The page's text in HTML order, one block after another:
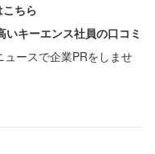
に対して、「現在のパ
るために、恋人時代に
ころ、51.2％が「あ
上げようとする女性も
ちら
キーエンス社員の口コミ
ュースで企業PRをしませ